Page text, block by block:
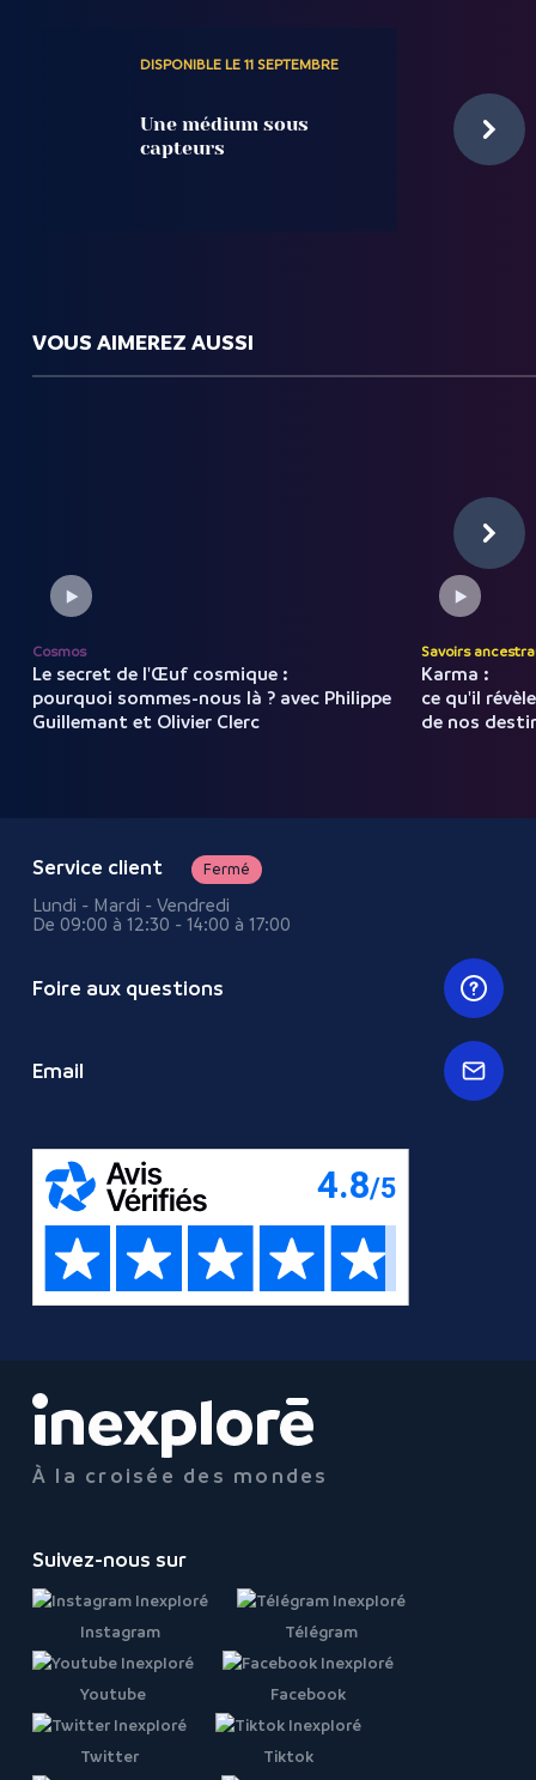
DISPONIBLE LE 11 SEPTEMBRE
Une médium sous
capteurs
VOUS AIMEREZ AUSSI
Cosmos
Le secret de l'Œuf cosmique :
pourquoi sommes-nous là ? avec Philippe
Guillemant et Olivier Clerc
Savoirs
Karma :
ce qu'il
de nos
À la croisée des mondes
Suivez-nous sur
Instagram Télégram
Youtube Facebook
Twitter Tiktok
Service client Fermé
Lundi - Mardi - Vendredi
De 09:00 à 12:30 - 14:00 à 17:00
Foire aux questions
Email